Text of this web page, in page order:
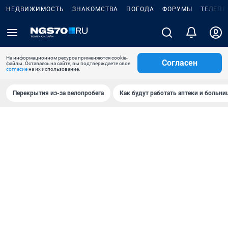
НЕДВИЖИМОСТЬ ЗНАКОМСТВА ПОГОДА ФОРУМЫ
На информационном ресурсе применяются cookie-
файлы. Оставаясь на сайте, вы подтверждаете свое
согласиена их использование.
Согласен
Перекрытия из-за велопробега Как будут работать аптеки и